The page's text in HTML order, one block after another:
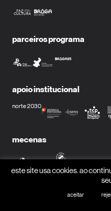
parceiros programa
apoio institucional
norte 2030
mecenas
este site usa cookies. ao
aceitar